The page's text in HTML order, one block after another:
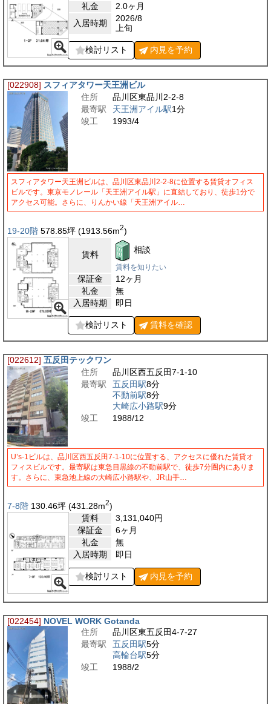
礼金
2.0ヶ月
入居時期
2026/8
上旬
検討リスト 内見を予約
[022908] スフィアタワー天王洲ビル
住所
品川区東品川2-2-8
最寄駅
天王洲アイル駅1分
竣工
1993/4
スフィアタワー天王洲ビルは、品川区東品川2-2-8に位置する賃貸オフィス
ビルです。東京モノレール「天王洲アイル駅」に直結しており、徒歩1分で
アクセス可能。さらに、りんかい線「天王洲アイル…
19-20階 578.85坪 (1913.56m2)
賃料 相談
賃料を知りたい
保証金
12ヶ月
礼金
無
入居時期
即日
検討リスト 賃料を確認
[022612] 五反田テックワン
住所
品川区西五反田7-1-10
最寄駅
五反田駅8分
不動前駅8分
大崎広小路駅9分
竣工
1988/12
U’s-1ビルは、品川区西五反田7-1-10に位置する、アクセスに優れた賃貸オ
フィスビルです。最寄駅は東急目黒線の不動前駅で、徒歩7分圏内にありま
す。さらに、東急池上線の大崎広小路駅や、JR山手…
7-8階 130.46坪 (431.28m2)
賃料
3,131,040円
保証金
6ヶ月
礼金
無
入居時期
即日
検討リスト 内見を予約
[022454] NOVEL WORK Gotanda
住所
品川区東五反田4-7-27
最寄駅
五反田駅5分
高輪台駅5分
竣工
1988/2